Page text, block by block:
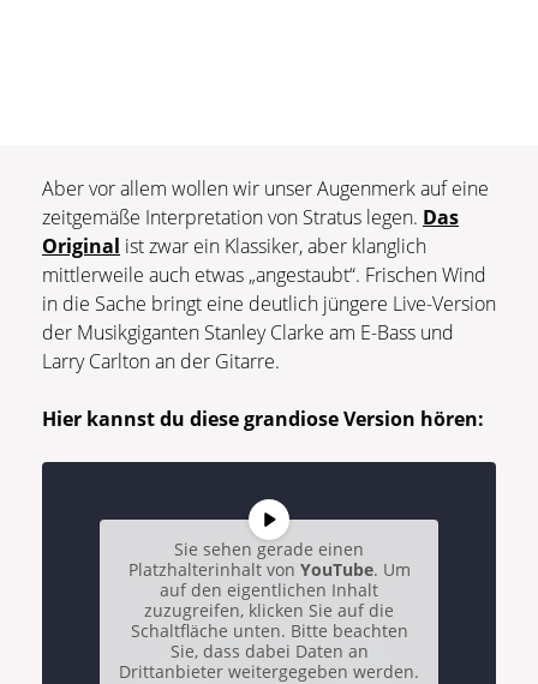
Aber vor allem wollen wir unser Augenmerk auf eine
zeitgemäße Interpretation von Stratus legen. Das
Original ist zwar ein Klassiker, aber klanglich
mittlerweile auch etwas „angestaubt“. Frischen Wind
in die Sache bringt eine deutlich jüngere Live-Version
der Musikgiganten Stanley Clarke am E-Bass und
Larry Carlton an der Gitarre.
Hier kannst du diese grandiose Version hören:
Sie sehen gerade einen
Platzhalterinhalt von YouTube. Um
auf den eigentlichen Inhalt
zuzugreifen, klicken Sie auf die
Schaltfläche unten. Bitte beachten
Sie, dass dabei Daten an
Drittanbieter weitergegeben werden.